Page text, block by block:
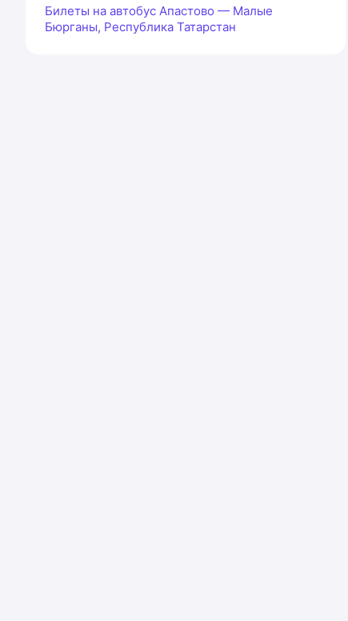
Билеты на автобус Апастово — Малые
Бюрганы, Республика Татарстан